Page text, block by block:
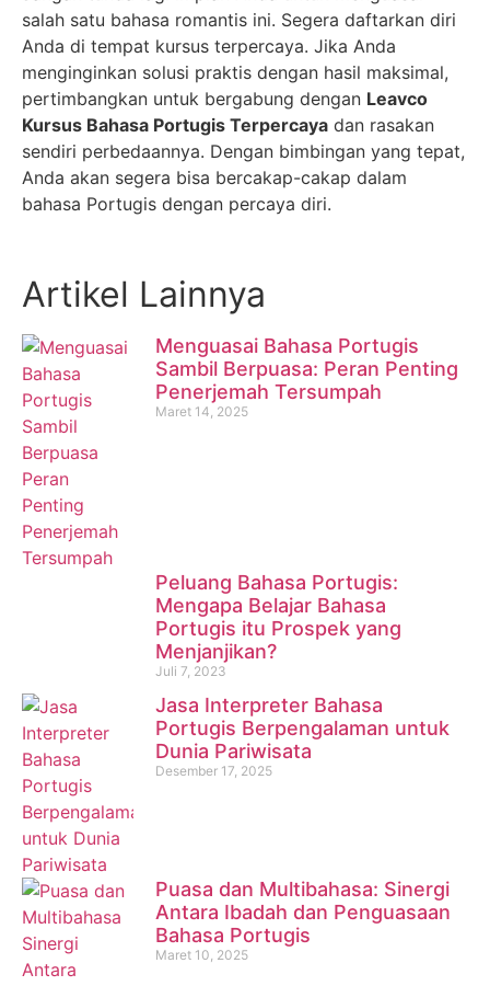
salah satu bahasa romantis ini. Segera daftarkan diri
Anda di tempat kursus terpercaya. Jika Anda
menginginkan solusi praktis dengan hasil maksimal,
pertimbangkan untuk bergabung dengan Leavco
Kursus Bahasa Portugis Terpercaya dan rasakan
sendiri perbedaannya. Dengan bimbingan yang tepat,
Anda akan segera bisa bercakap-cakap dalam
bahasa Portugis dengan percaya diri.
Artikel Lainnya
Menguasai Bahasa Portugis
Sambil Berpuasa: Peran Penting
Penerjemah Tersumpah
Maret 14, 2025
Peluang Bahasa Portugis:
Mengapa Belajar Bahasa
Portugis itu Prospek yang
Menjanjikan?
Juli 7, 2023
Jasa Interpreter Bahasa
Portugis Berpengalaman untuk
Dunia Pariwisata
Desember 17, 2025
Puasa dan Multibahasa: Sinergi
Antara Ibadah dan Penguasaan
Bahasa Portugis
Maret 10, 2025